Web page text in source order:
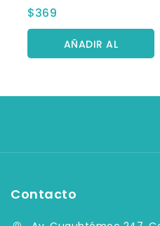
0
fuera
de
$369
AÑADIR AL
CARRITO
Contacto